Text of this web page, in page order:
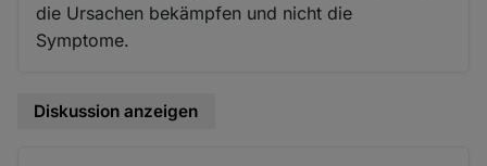
die Ursachen bekämpfen und nicht die
Symptome.
Diskussion anzeigen